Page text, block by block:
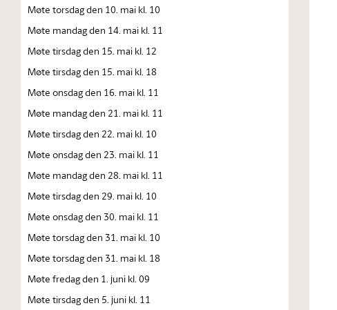
Møte torsdag den 10. mai kl. 10
Møte mandag den 14. mai kl. 11
Møte tirsdag den 15. mai kl. 12
Møte tirsdag den 15. mai kl. 18
Møte onsdag den 16. mai kl. 11
Møte mandag den 21. mai kl. 11
Møte tirsdag den 22. mai kl. 10
Møte onsdag den 23. mai kl. 11
Møte mandag den 28. mai kl. 11
Møte tirsdag den 29. mai kl. 10
Møte onsdag den 30. mai kl. 11
Møte torsdag den 31. mai kl. 10
Møte torsdag den 31. mai kl. 18
Møte fredag den 1. juni kl. 09
Møte tirsdag den 5. juni kl. 11